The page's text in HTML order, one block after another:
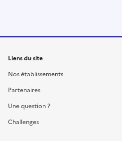
Liens du site
Nos établissements
Partenaires
Une question ?
Challenges